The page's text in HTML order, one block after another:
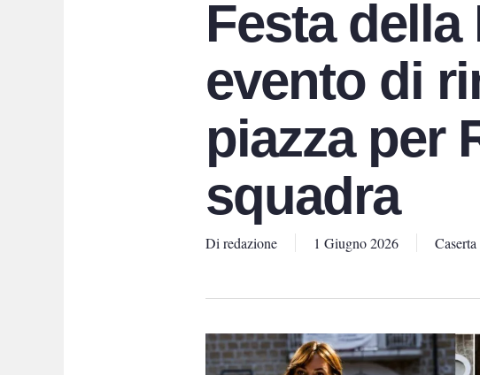
Festa
evento di
piazza per
squadra
Di redazione 1 Giugno 2026